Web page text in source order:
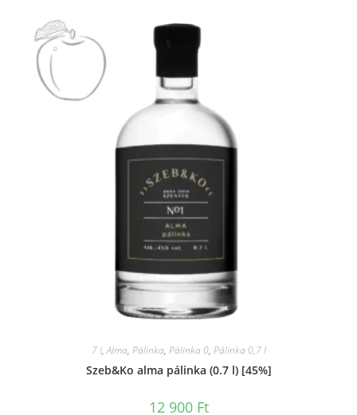
7 l,Alma, Pálinka, Pálinka 0, Pálinka 0,7 l
Szeb&Ko alma pálinka (0.7 l) [45%]
12 900 Ft